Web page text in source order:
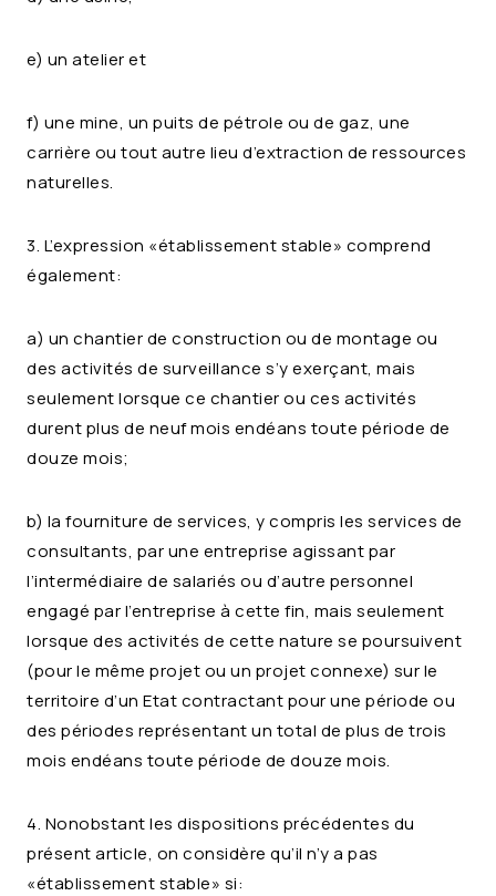
e) un atelier et
f) une mine, un puits de pétrole ou de gaz, une
carrière ou tout autre lieu d’extraction de ressources
naturelles.
3. L’expression «établissement stable» comprend
également:
a) un chantier de construction ou de montage ou
des activités de surveillance s’y exerçant, mais
seulement lorsque ce chantier ou ces activités
durent plus de neuf mois endéans toute période de
douze mois;
b) la fourniture de services, y compris les services de
consultants, par une entreprise agissant par
l’intermédiaire de salariés ou d’autre personnel
engagé par l’entreprise à cette fin, mais seulement
lorsque des activités de cette nature se poursuivent
(pour le même projet ou un projet connexe) sur le
territoire d’un Etat contractant pour une période ou
des périodes représentant un total de plus de trois
mois endéans toute période de douze mois.
4. Nonobstant les dispositions précédentes du
présent article, on considère qu’il n’y a pas
«établissement stable» si: